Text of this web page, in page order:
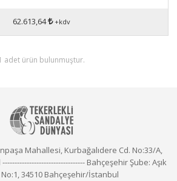
62.613,64 +kdv
adet ürün bulunmuştur.
Mahallesi, Kurbağalıdere Cd. No:33/A,
Bahçeşehir Şube: Aşık
34510 Bahçeşehir/İstanbul